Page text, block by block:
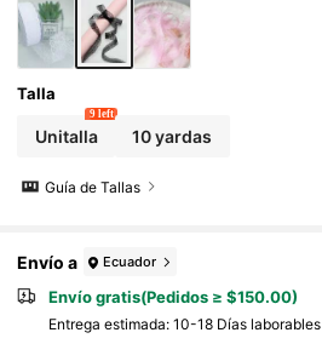
Talla
Unitalla
9 left
10 yardas
Guía de Tallas
Envío a Ecuador
Envío gratis(Pedidos ≥ $150.00)
Entrega estimada: 10-18 Días laborables